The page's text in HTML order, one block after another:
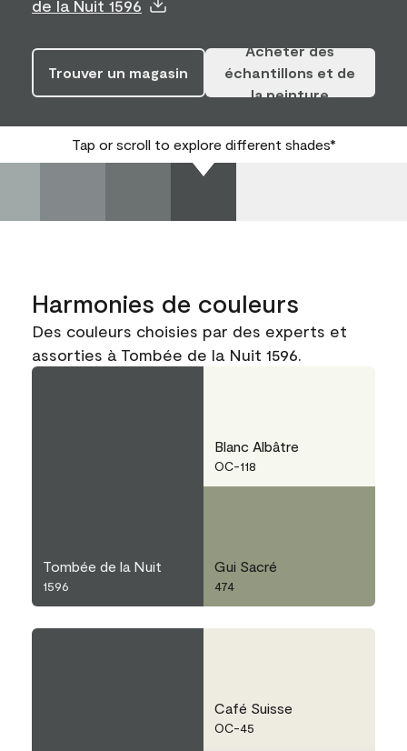
de la Nuit 1596
Trouver un magasin
Acheter des
échantillons et de
la peinture
Tap or scroll to explore different shades*
Harmonies de couleurs
Des couleurs choisies par des experts et
assorties à Tombée de la Nuit 1596.
Tombée de la Nuit
1596
Blanc Albâtre
OC-118
Gui Sacré
474
Café Suisse
OC-45